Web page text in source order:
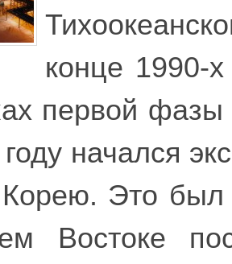
конце 1990-
первой фазы
начался
Корею. Это
Востоке